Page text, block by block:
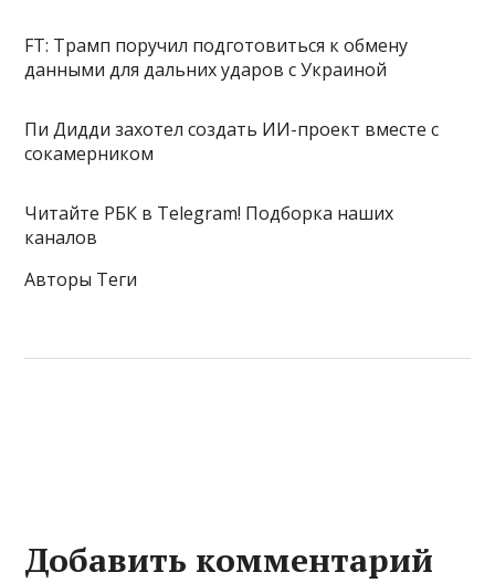
FT: Трамп поручил подготовиться к обмену
данными для дальних ударов с Украиной
Пи Дидди захотел создать ИИ-проект вместе с
сокамерником
Читайте РБК в Telegram! Подборка наших
каналов
Авторы Теги
Добавить комментарий